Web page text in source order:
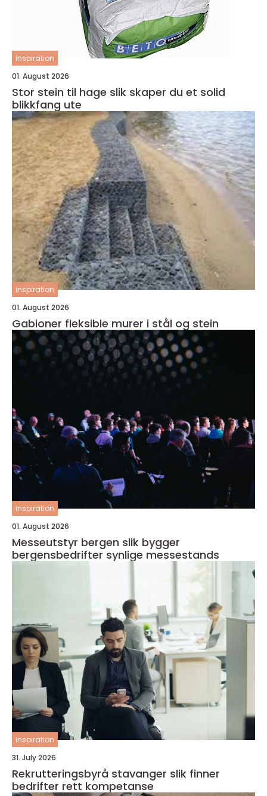
inspiration
01. August 2026
Stor stein til hage slik skaper du et solid
blikkfang ute
inspiration
01. August 2026
Gabioner fleksible murer i stål og stein
inspiration
01. August 2026
Messeutstyr bergen slik bygger
bergensbedrifter synlige messestands
inspiration
31. July 2026
Rekrutteringsbyrå stavanger slik finner
bedrifter rett kompetanse